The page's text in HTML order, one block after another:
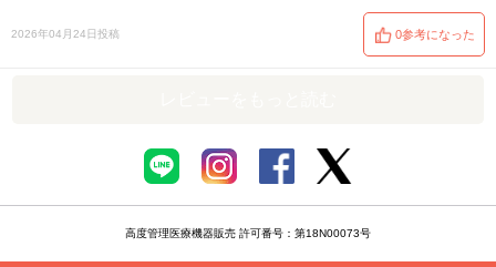
2026年04月24日投稿 0参考になった
高度管理医療機器販売 許可番号：第18N00073号